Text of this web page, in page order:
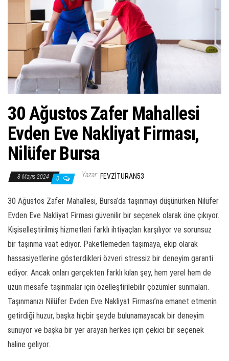
r
30 Ağustos Zafer Mahallesi
Evden Eve Nakliyat Firması,
Nilüfer Bursa
8 Mayıs 2024 0 Yazar: FEVZITURAN53
30 Ağustos Zafer Mahallesi, Bursa’da taşınmayı düşünürken Nilüfer
Evden Eve Nakliyat Firması güvenilir bir seçenek olarak öne çıkıyor.
Kişiselleştirilmiş hizmetleri farklı ihtiyaçları karşılıyor ve sorunsuz
bir taşınma vaat ediyor. Paketlemeden taşımaya, ekip olarak
hassasiyetlerine gösterdikleri özveri stressiz bir deneyim garanti
ediyor. Ancak onları gerçekten farklı kılan şey, hem yerel hem de
uzun mesafe taşınmalar için özelleştirilebilir çözümler sunmaları.
Taşınmanızı Nilüfer Evden Eve Nakliyat Firması’na emanet etmenin
getirdiği huzur, başka hiçbir şeyde bulunamayacak bir deneyim
sunuyor ve başka bir yer arayan herkes için çekici bir seçenek
haline geliyor.